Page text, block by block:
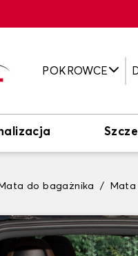
POKROWCE
Mata do bagażnika Mata